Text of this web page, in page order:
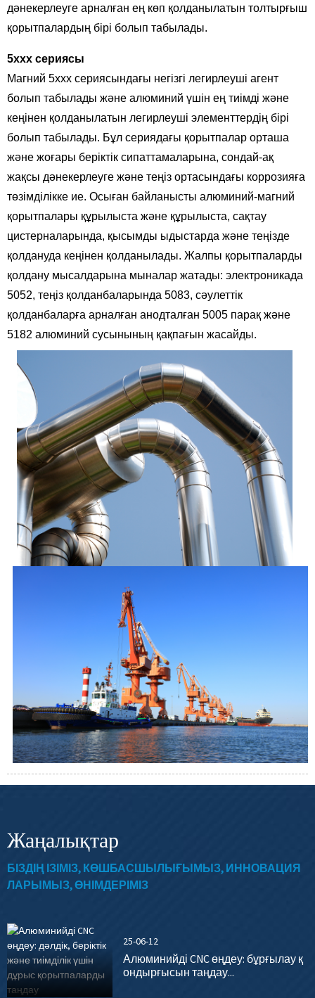
дәнекерлеуге арналған ең көп қолданылатын толтырғыш
қорытпалардың бірі болып табылады.
5xxx сериясы
Магний 5xxx сериясындағы негізгі легирлеуші ​​агент
болып табылады және алюминий үшін ең тиімді және
кеңінен қолданылатын легирлеуші ​​элементтердің бірі
болып табылады. Бұл сериядағы қорытпалар орташа
және жоғары беріктік сипаттамаларына, сондай-ақ
жақсы дәнекерлеуге және теңіз ортасындағы коррозияға
төзімділікке ие. Осыған байланысты алюминий-магний
қорытпалары құрылыста және құрылыста, сақтау
цистерналарында, қысымды ыдыстарда және теңізде
қолдануда кеңінен қолданылады. Жалпы қорытпаларды
қолдану мысалдарына мыналар жатады: электроникада
5052, теңіз қолданбаларында 5083, сәулеттік
қолданбаларға арналған анодталған 5005 парақ және
5182 алюминий сусынының қақпағын жасайды.
Жаңалықтар
БІЗДІҢ ІЗІМІЗ, КӨШБАСШЫЛЫҒЫМЫЗ, ИННОВАЦИЯ
ЛАРЫМЫЗ, ӨНІМДЕРІМІЗ
25-06-12
Алюминийді CNC өңдеу: бұрғылау қ
ондырғысын таңдау...